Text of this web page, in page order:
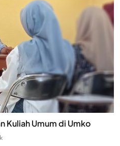
Kuliah Umum di Umko